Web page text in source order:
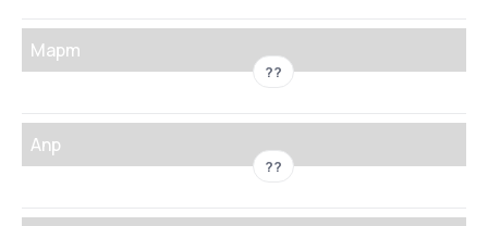
Март
??
Апр
??